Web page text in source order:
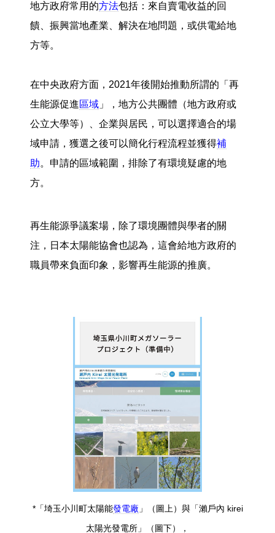
地方政府常用的方法包括：來自賣電收益的回
饋、振興當地產業、解決在地問題，或供電給地
方等。
在中央政府方面，2021年後開始推動所謂的「再
生能源促進區域」，地方公共團體（地方政府或
公立大學等）、企業與居民，可以選擇適合的場
域申請，獲選之後可以簡化行程流程並獲得補
助。申請的區域範圍，排除了有環境疑慮的地
方。
再生能源爭議案場，除了環境團體與學者的關
注，日本太陽能協會也認為，這會給地方政府的
職員帶來負面印象，影響再生能源的推廣。
*「埼玉小川町太陽能發電廠 」（圖上）與「瀨戶內 kirei
太陽光發電所」（圖下），